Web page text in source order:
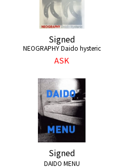
Signed
NEOGRAPHY Daido hysteric
ASK
Signed
DAIDO MENU